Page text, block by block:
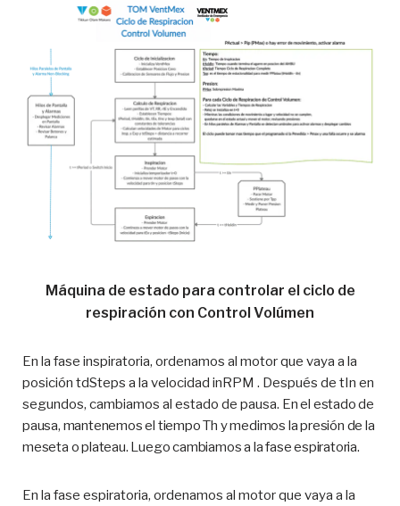
Máquina de estado para controlar el ciclo de
respiración con Control Volúmen
En la fase inspiratoria, ordenamos al motor que vaya a la
posición tdSteps a la velocidad inRPM . Después de tIn en
segundos, cambiamos al estado de pausa. En el estado de
pausa, mantenemos el tiempo Th y medimos la presión de la
meseta o plateau. Luego cambiamos a la fase espiratoria.
En la fase espiratoria, ordenamos al motor que vaya a la